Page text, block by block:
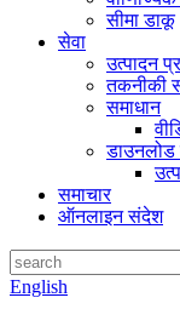
सीमा डाकू
सेवा
उत्पादन
तकनीकी
समाधान
डाउनलोड
समाचार
ऑनलाइन संदेश
English